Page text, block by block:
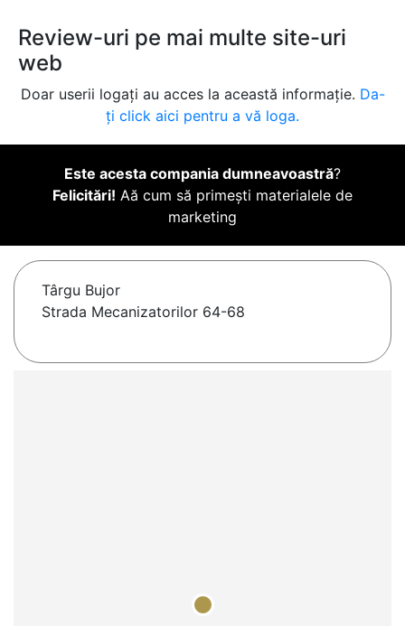
Review-uri pe mai multe site-uri
web
Doar userii logați au acces la această informație. Da-
ți click aici pentru a vă loga.
Este acesta compania dumneavoastră?
Felicitări! Aă cum să primești materialele de
marketing
Târgu Bujor
Strada Mecanizatorilor 64-68